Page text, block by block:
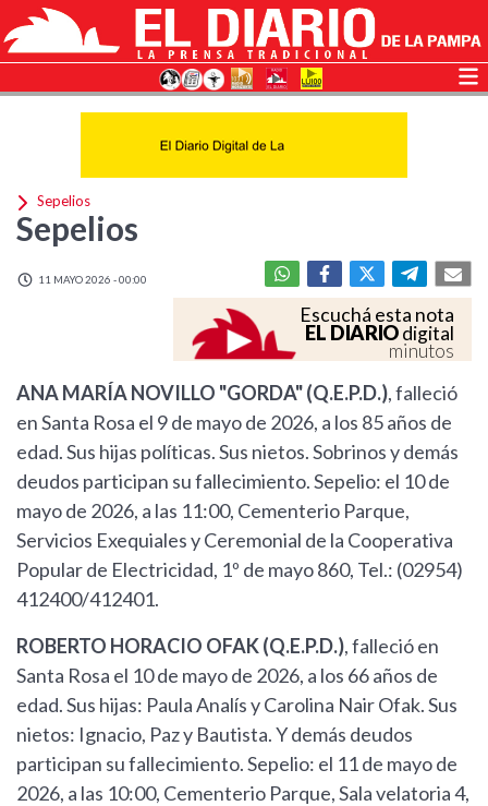
Sepelios
Sepelios
11 MAYO 2026 - 00:00
Escuchá esta nota
EL DIARIOdigital
minutos
ANA MARÍA NOVILLO "GORDA" (Q.E.P.D.), falleció
en Santa Rosa el 9 de mayo de 2026, a los 85 años de
edad. Sus hijas políticas. Sus nietos. Sobrinos y demás
deudos participan su fallecimiento. Sepelio: el 10 de
mayo de 2026, a las 11:00, Cementerio Parque,
Servicios Exequiales y Ceremonial de la Cooperativa
Popular de Electricidad, 1º de mayo 860, Tel.: (02954)
412400/412401.
ROBERTO HORACIO OFAK (Q.E.P.D.), falleció en
Santa Rosa el 10 de mayo de 2026, a los 66 años de
edad. Sus hijas: Paula Analís y Carolina Nair Ofak. Sus
nietos: Ignacio, Paz y Bautista. Y demás deudos
participan su fallecimiento. Sepelio: el 11 de mayo de
2026, a las 10:00, Cementerio Parque, Sala velatoria 4,